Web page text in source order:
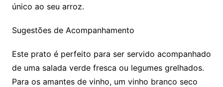
único ao seu arroz.
Sugestões de Acompanhamento
Este prato é perfeito para ser servido acompanhado
de uma salada verde fresca ou legumes grelhados.
Para os amantes de vinho, um vinho branco seco